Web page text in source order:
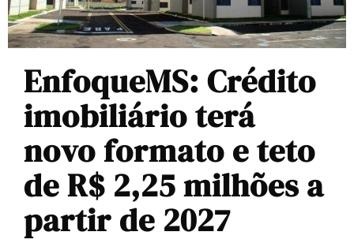
EnfoqueMS: Crédito
imobiliário terá
novo formato e teto
de R$ 2,25 milhões a
partir de 2027